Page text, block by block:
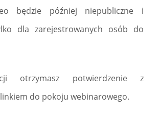
będzie później niepubliczne i
dla zarejestrowanych osób do
otrzymasz potwierdzenie z
do pokoju webinarowego.